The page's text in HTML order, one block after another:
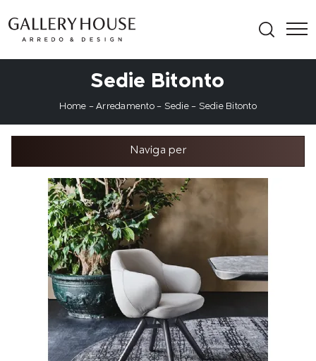
Sedie Bitonto
Home - Arredamento- Sedie- Sedie Bitonto
Naviga per